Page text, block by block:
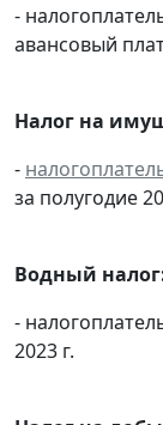
-
авансовый
Налог на
-
за полугодие
Водный
-
2023 г.